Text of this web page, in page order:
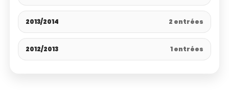
2013/2014 2 entrées
2012/2013 1 entrées